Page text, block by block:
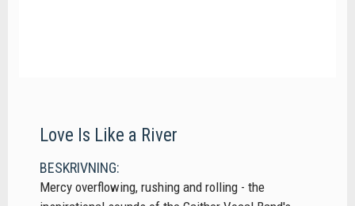
Love Is Like a River
BESKRIVNING:
Mercy overflowing, rushing and rolling - the